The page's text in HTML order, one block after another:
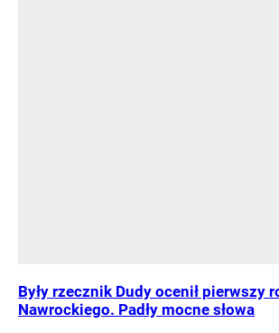
Były rzecznik Dudy ocenił pierwszy
Nawrockiego. Padły mocne słowa